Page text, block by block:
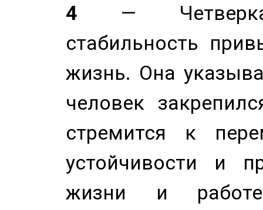
4 — Четверка
стабильность
жизнь. Она
человек
стремится к
устойчивости и
жизни и